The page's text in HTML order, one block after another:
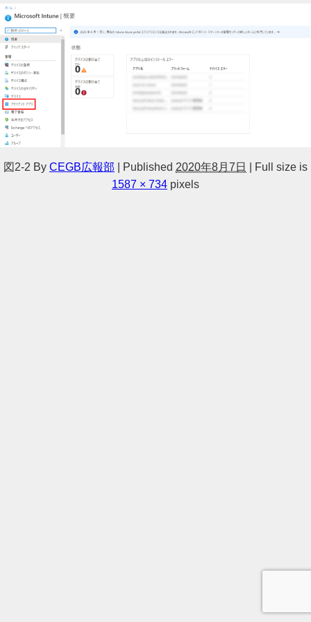
図2-2 By CEGB広報部 Published 2020年8月7日
Full size is
1587 × 734 pixels